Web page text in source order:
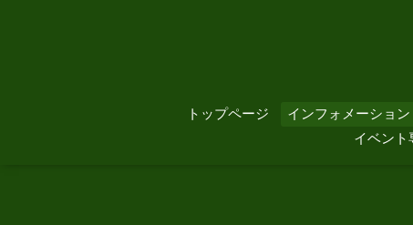
トップページ インフォメーション
イベント